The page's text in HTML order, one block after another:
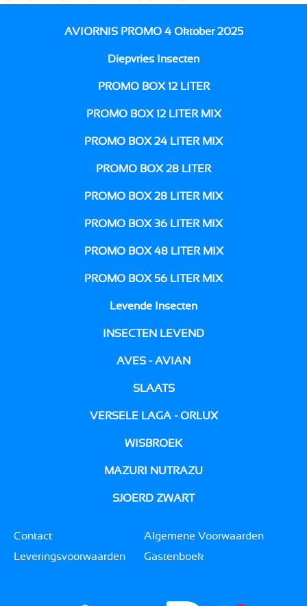
AVIORNIS PROMO 4 Oktober 2025
Diepvries Insecten
PROMO BOX 12 LITER
PROMO BOX 12 LITER MIX
PROMO BOX 24 LITER MIX
PROMO BOX 28 LITER
PROMO BOX 28 LITER MIX
PROMO BOX 36 LITER MIX
PROMO BOX 48 LITER MIX
PROMO BOX 56 LITER MIX
Levende Insecten
INSECTEN LEVEND
AVES - AVIAN
SLAATS
VERSELE LAGA - ORLUX
WISBROEK
MAZURI NUTRAZU
SJOERD ZWART
Contact
Algemene Voorwaarden
Leveringsvoorwaarden
Gastenboek